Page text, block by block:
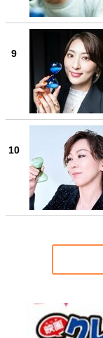
9
10